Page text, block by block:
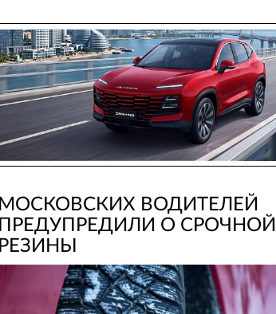
МОСКОВСКИХ ВОДИТЕЛЕЙ
ПРЕДУПРЕДИЛИ О
РЕЗИНЫ